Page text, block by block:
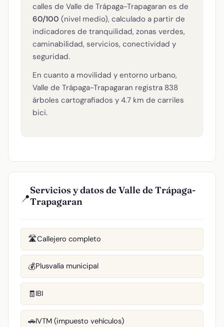
calles de Valle de Trápaga-Trapagaran es de
60/100 (nivel medio), calculado a partir de
indicadores de tranquilidad, zonas verdes,
caminabilidad, servicios, conectividad y
seguridad.
En cuanto a movilidad y entorno urbano,
Valle de Trápaga-Trapagaran registra 838
árboles cartografiados y 4.7 km de carriles
bici.
📍
Servicios y datos de Valle de Trápaga-
Trapagaran
🛣️Callejero completo
💰Plusvalía municipal
🧾IBI
🚗IVTM (impuesto vehículos)